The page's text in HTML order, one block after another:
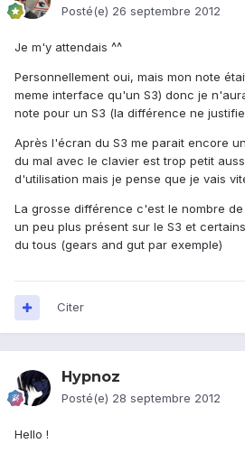
Posté(e) 26 septembre 2012
Je m'y attendais ^^
Personnellement oui, mais mon note
meme interface qu'un S3) donc je
note pour un S3 (la différence ne
Après l'écran du S3 me parait encore
du mal avec le clavier est trop petit
d'utilisation mais je pense que je vais
La grosse différence c'est le nombre
un peu plus présent sur le S3 et
du tous (gears and gut par exemple)
Citer
Hypnoz
Posté(e) 28 septembre 2012
Hello !